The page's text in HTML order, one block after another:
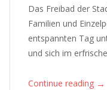
Das Freibad der
Familien und
entspannten Tag
und sich im
Continue reading →